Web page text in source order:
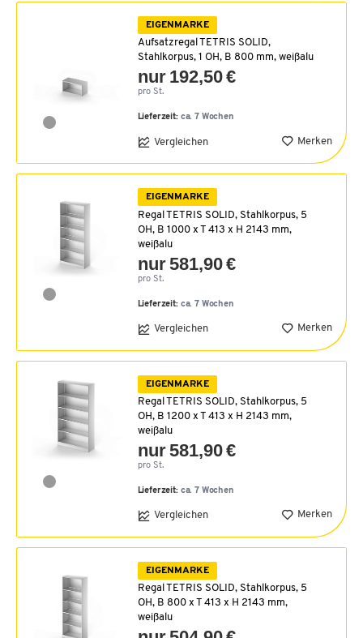
EIGENMARKE
Aufsatzregal TETRIS SOLID,
Stahlkorpus, 1 OH, B 800 mm, weißalu
nur 192,50 €
pro St.
Lieferzeit: ca. 7 Wochen
Vergleichen Merken
EIGENMARKE
Regal TETRIS SOLID, Stahlkorpus, 5
OH, B 1000 x T 413 x H 2143 mm,
weißalu
nur 581,90 €
pro St.
Lieferzeit: ca. 7 Wochen
Vergleichen Merken
EIGENMARKE
Regal TETRIS SOLID, Stahlkorpus, 5
OH, B 1200 x T 413 x H 2143 mm,
weißalu
nur 581,90 €
pro St.
Lieferzeit: ca. 7 Wochen
Vergleichen Merken
EIGENMARKE
Regal TETRIS SOLID, Stahlkorpus, 5
OH, B 800 x T 413 x H 2143 mm,
weißalu